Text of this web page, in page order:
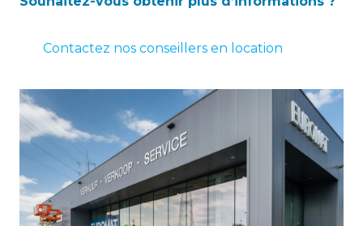
Contactez nos conseillers en location